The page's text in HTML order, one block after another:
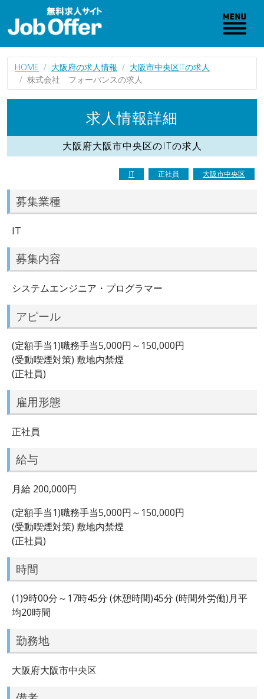
HOME 大阪府の求人情報
大阪市中央区ITの求人
株式会社 フォーバンスの求人
求人情報詳細
大阪府大阪市中央区のITの求人
IT 正社員 大阪市中央区
募集業種
IT
募集内容
システムエンジニア・プログラマー
アピール
(定額手当1)職務手当5,000円～150,000円
(受動喫煙対策) 敷地内禁煙
(正社員)
雇用形態
正社員
給与
月給 200,000円
(定額手当1)職務手当5,000円～150,000円
(受動喫煙対策) 敷地内禁煙
(正社員)
時間
(1)9時00分～17時45分 (休憩時間)45分 (時間外労働)月平
均20時間
勤務地
大阪府大阪市中央区